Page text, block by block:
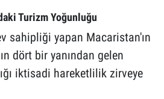
Turizm Yoğunluğu
sahipliği yapan Macaristan'ın
dört bir yanından gelen
iktisadi hareketlilik zirveye